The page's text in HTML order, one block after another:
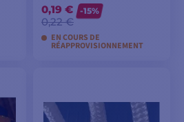
0,19 €
0,22 €
-15%
EN COURS DE
RÉAPPROVISIONNEMENT
PANIER